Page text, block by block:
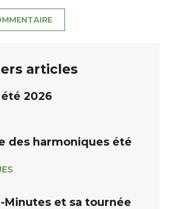
articles
été 2026
des harmoniques été
Minutes et sa tournée